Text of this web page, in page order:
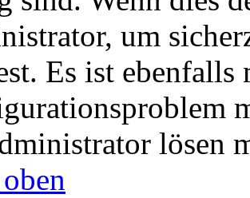
um
Es ist ebenfalls
lösen